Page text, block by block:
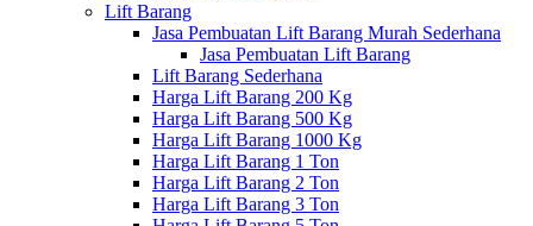
Lift Barang
Jasa Pembuatan Lift Barang Murah Sederhana
Jasa Pembuatan Lift Barang
Lift Barang Sederhana
Harga Lift Barang 200 Kg
Harga Lift Barang 500 Kg
Harga Lift Barang 1000 Kg
Harga Lift Barang 1 Ton
Harga Lift Barang 2 Ton
Harga Lift Barang 3 Ton